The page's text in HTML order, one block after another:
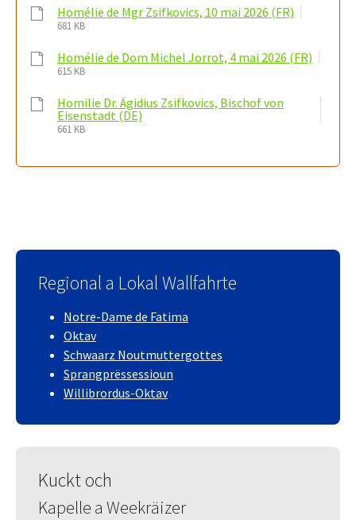
Homélie de Mgr Zsifkovics, 10 mai 2026 (FR)
681 KB
Homélie de Dom Michel Jorrot, 4 mai 2026 (FR)
615 KB
Homilie Dr. Ägidius Zsifkovics, Bischof von
Eisenstadt (DE)
661 KB
Regional a Lokal Wallfahrte
Notre-Dame de Fatima
Oktav
Schwaarz Noutmuttergottes
Sprangprëssessioun
Willibrordus-Oktav
Kuckt och
Kapelle a Weekräizer